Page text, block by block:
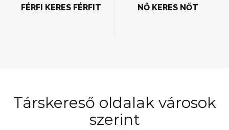
FÉRFI KERES FÉRFIT NŐ KERES NŐT
Társkereső oldalak városok
szerint